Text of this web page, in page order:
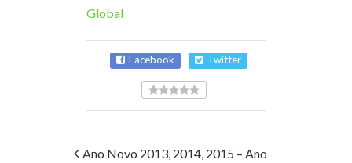
Global
Facebook Twitter
Ano Novo 2013, 2014, 2015 – Ano